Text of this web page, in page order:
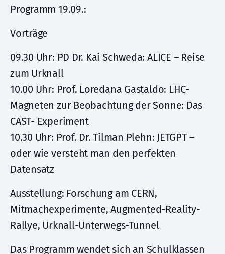
Programm 19.09.:
Vorträge
09.30 Uhr: PD Dr. Kai Schweda: ALICE – Reise
zum Urknall
10.00 Uhr: Prof. Loredana Gastaldo: LHC-
Magneten zur Beobachtung der Sonne: Das
CAST- Experiment
10.30 Uhr: Prof. Dr. Tilman Plehn: JETGPT –
oder wie versteht man den perfekten
Datensatz
Ausstellung: Forschung am CERN,
Mitmachexperimente, Augmented-Reality-
Rallye, Urknall-Unterwegs-Tunnel
Das Programm wendet sich an Schulklassen